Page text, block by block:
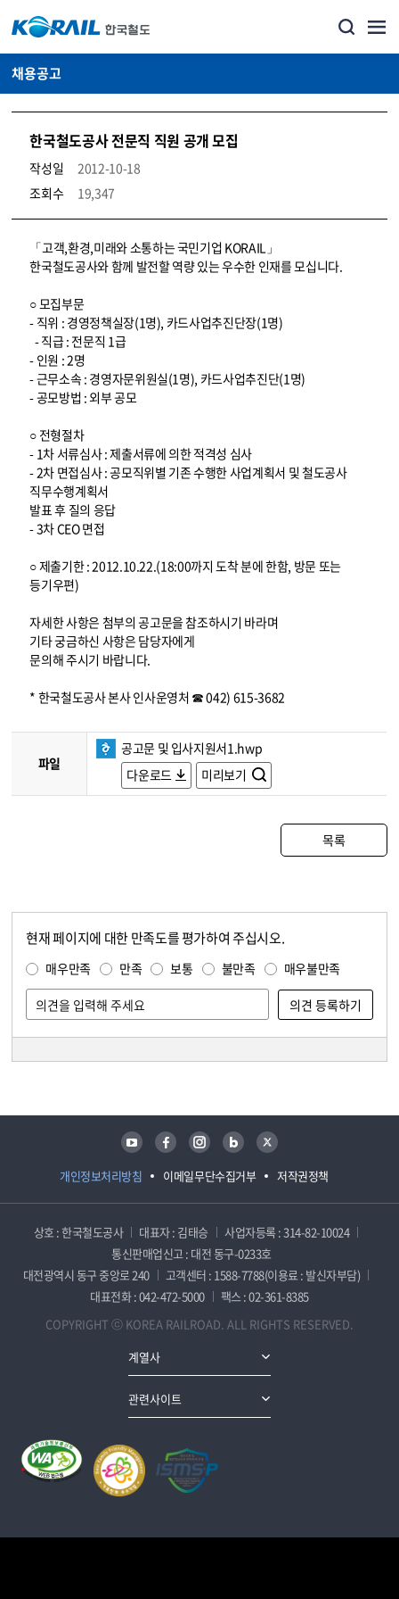
채용공고
한국철도공사 전문직 직원 공개 모집
작성일
2012-10-18
조회수
19,347
코레일소개_경영공시_채용공고 상세보기 – 내용, 파일, 담당자 연락처로 구성
「고객,환경,미래와 소통하는 국민기업 KORAIL」
한국철도공사와 함께 발전할 역량 있는 우수한 인재를 모십니다.
○ 모집부문
- 직위 : 경영정책실장(1명), 카드사업추진단장(1명)
- 직급 : 전문직 1급
- 인원 : 2명
- 근무소속 : 경영자문위원실(1명), 카드사업추진단(1명)
- 공모방법 : 외부 공모
○ 전형절차
- 1차 서류심사 : 제출서류에 의한 적격성 심사
- 2차 면접심사 : 공모직위별 기존 수행한 사업계획서 및 철도공사
직무수행계획서
발표 후 질의 응답
- 3차 CEO 면접
○ 제출기한 : 2012.10.22.(18:00까지 도착 분에 한함, 방문 또는
등기우편)
자세한 사항은 첨부의 공고문을 참조하시기 바라며
기타 궁금하신 사항은 담당자에게
문의해 주시기 바랍니다.
* 한국철도공사 본사 인사운영처 ☎ 042) 615-3682
파일
공고문 및 입사지원서1.hwp
다운로드
미리보기
목록
현재 페이지에 대한 만족도를 평가하여 주십시오.
매우만족 만족 보통 불만족 매우불만족
개인정보처리방침 이메일무단수집거부 저작권정책
유튜브 페이스북 인스타그램 블로그 트위터
상호 : 한국철도공사 대표자 : 김태승
사업자등록 : 314-82-10024
통신판매업신고 : 대전 동구-0233호
대전광역시 동구 중앙로 240
고객센터 : 1588-7788(이용료 : 발신자부담)
대표전화 : 042-472-5000
팩스 : 02-361-8385
COPYRIGHT ⓒ KOREA RAILROAD. ALL RIGHTS RESERVED.
계열사
관련사이트